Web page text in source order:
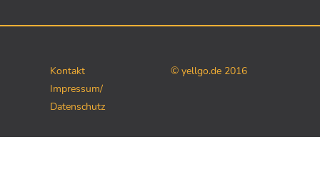
Kontakt
Impressum/
Datenschutz
© yellgo.de 2016